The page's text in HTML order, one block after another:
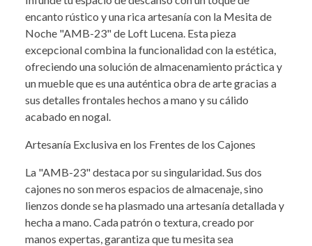
encanto rústico y una rica artesanía con la Mesita de
Noche "AMB-23" de Loft Lucena. Esta pieza
excepcional combina la funcionalidad con la estética,
ofreciendo una solución de almacenamiento práctica y
un mueble que es una auténtica obra de arte gracias a
sus detalles frontales hechos a mano y su cálido
acabado en nogal.
Artesanía Exclusiva en los Frentes de los Cajones
La "AMB-23" destaca por su singularidad. Sus dos
cajones no son meros espacios de almacenaje, sino
lienzos donde se ha plasmado una artesanía detallada y
hecha a mano. Cada patrón o textura, creado por
manos expertas, garantiza que tu mesita sea